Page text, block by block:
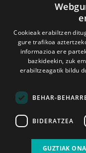
2026ko eka. 1a
Cookieak erabiltzen
gure trafikoa
informazioa ere
bazkideekin, zuk
erabiltzeagatik bildu
BEHAR-
BIDERATZEA
GUZTIAK